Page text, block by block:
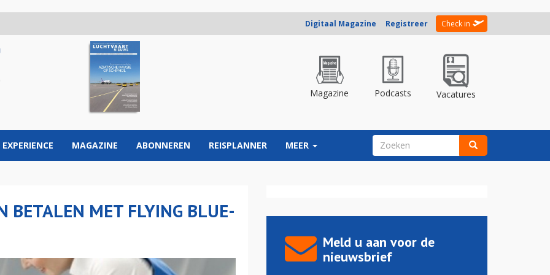
Digitaal Magazine Registreer Check in
Magazine Podcasts Vacatures
EXPERIENCE MAGAZINE ABONNEREN REISPLANNER MEER ZOEKVELD
BETALEN MET FLYING BLUE-
Meld u aan voor de
nieuwsbrief